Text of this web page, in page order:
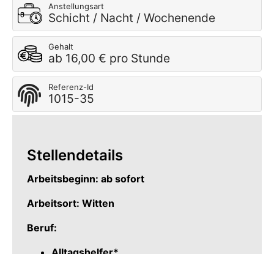
Anstellungsart
Schicht / Nacht / Wochenende
Gehalt
ab 16,00 € pro Stunde
Referenz-Id
1015-35
Stellendetails
Arbeitsbeginn: ab sofort
Arbeitsort: Witten
Beruf: